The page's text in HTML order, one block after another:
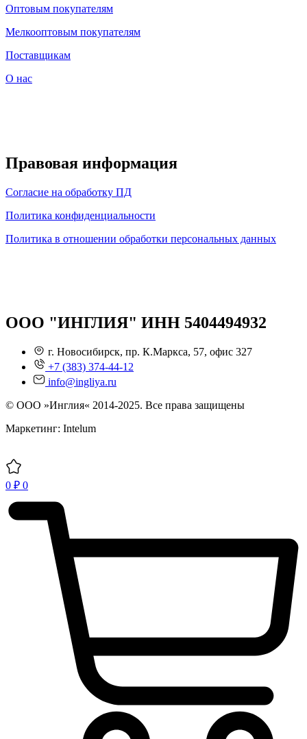
Оптовым покупателям
Мелкооптовым покупателям
Поставщикам
О нас
Правовая информация
Согласие на обработку ПД
Политика конфиденциальности
Политика в отношении обработки персональных данных
ООО "ИНГЛИЯ" ИНН 5404494932
г. Новосибирск, пр. К.Маркса, 57, офис 327
+7 (383) 374-44-12
info@ingliya.ru
© ООО »Инглия« 2014-2025. Все права защищены
Маркетинг: Intelum
0 ₽ 0